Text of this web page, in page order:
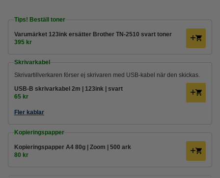
Tips! Beställ toner
Varumärket 123ink ersätter Brother TN-2510 svart toner
395 kr
Skrivarkabel
Skrivartillverkaren förser ej skrivaren med USB-kabel när den skickas.
USB-B skrivarkabel 2m | 123ink | svart
65 kr
Fler kablar
Kopieringspapper
Kopieringspapper A4 80g | Zoom | 500 ark
80 kr